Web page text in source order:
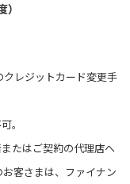
クレジットカード変更手
。
たはご契約の代理店へ
客さまは、ファイナン